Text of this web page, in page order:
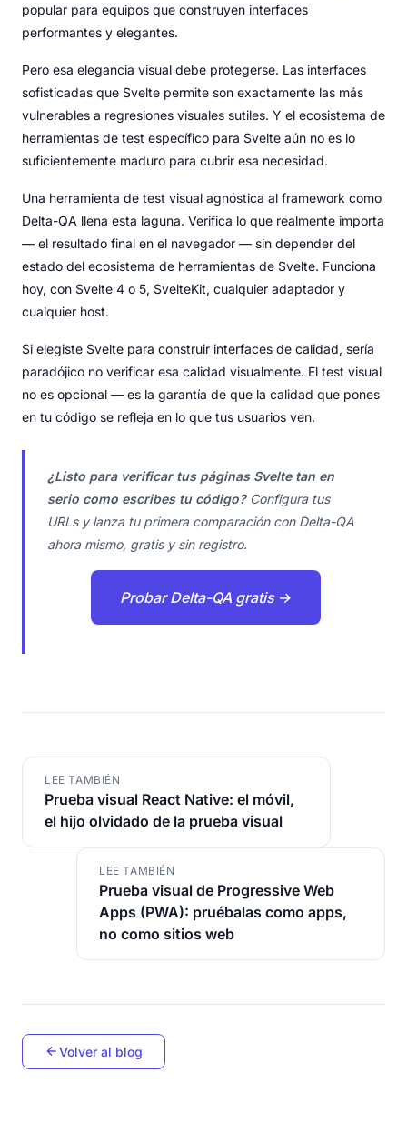
popular para equipos que construyen interfaces
performantes y elegantes.
Pero esa elegancia visual debe protegerse. Las interfaces
sofisticadas que Svelte permite son exactamente las más
vulnerables a regresiones visuales sutiles. Y el ecosistema de
herramientas de test específico para Svelte aún no es lo
suficientemente maduro para cubrir esa necesidad.
Una herramienta de test visual agnóstica al framework como
Delta-QA llena esta laguna. Verifica lo que realmente importa
— el resultado final en el navegador — sin depender del
estado del ecosistema de herramientas de Svelte. Funciona
hoy, con Svelte 4 o 5, SvelteKit, cualquier adaptador y
cualquier host.
Si elegiste Svelte para construir interfaces de calidad, sería
paradójico no verificar esa calidad visualmente. El test visual
no es opcional — es la garantía de que la calidad que pones
en tu código se refleja en lo que tus usuarios ven.
¿Listo para verificar tus páginas Svelte tan en
serio como escribes tu código?Configura tus
URLs y lanza tu primera comparación con Delta-QA
ahora mismo, gratis y sin registro.
Probar Delta-QA gratis →
LEE TAMBIÉN
Prueba visual React Native: el móvil,
el hijo olvidado de la prueba visual
LEE TAMBIÉN
Prueba visual de Progressive Web
Apps (PWA): pruébalas como apps,
no como sitios web
Volver al blog